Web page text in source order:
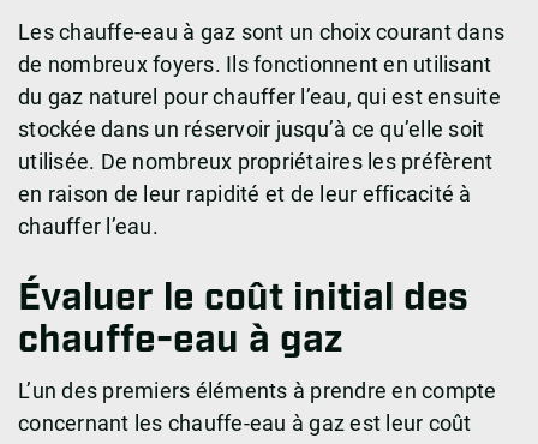
Les chauffe-eau à gaz sont un choix courant dans
de nombreux foyers. Ils fonctionnent en utilisant
du gaz naturel pour chauffer l’eau, qui est ensuite
stockée dans un réservoir jusqu’à ce qu’elle soit
utilisée. De nombreux propriétaires les préfèrent
en raison de leur rapidité et de leur efficacité à
chauffer l’eau.
Évaluer le coût initial des
chauffe-eau à gaz
L’un des premiers éléments à prendre en compte
concernant les chauffe-eau à gaz est leur coût